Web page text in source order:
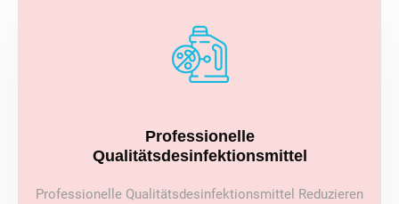
Professionelle
Qualitätsdesinfektionsmittel
Professionelle Qualitätsdesinfektionsmittel Reduzieren